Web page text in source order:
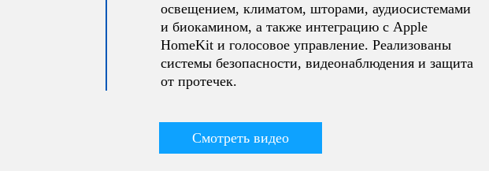
освещением, климатом, шторами, аудиосистемами
и биокамином, а также интеграцию с Apple
HomeKit и голосовое управление. Реализованы
системы безопасности, видеонаблюдения и защита
от протечек.
Смотреть видео